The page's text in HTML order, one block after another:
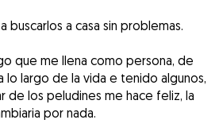
buscarlos a casa sin problemas.
que me llena como persona, de
lo largo de la vida e tenido algunos,
de los peludines me hace feliz, la
por nada.